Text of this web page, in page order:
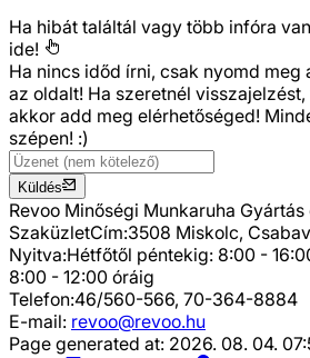
Ha hibát találtál vagy több infóra
ide!
Ha nincs időd írni, csak nyomd meg
az oldalt! Ha szeretnél
akkor add meg elérhetőséged!
szépen! :)
Küldés
Revoo Minőségi Munkaruha Gyártás
SzaküzletCím:3508 Miskolc,
Nyitva:Hétfőtől péntekig: 8:00 -
8:00 - 12:00 óráig
Telefon:46/560-566, 70-364-8884
E-mail: revoo@revoo.hu
Page generated at: 2026. 08. 04.